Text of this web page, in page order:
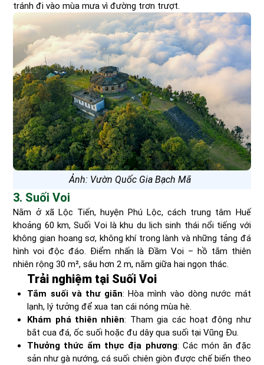
tránh đi vào mùa mưa vì đường trơn trượt.
Ảnh: Vườn Quốc Gia Bạch Mã
3. Suối Voi
Nằm ở xã Lộc Tiến, huyện Phú Lộc, cách trung tâm Huế
khoảng 60 km, Suối Voi là khu du lịch sinh thái nổi tiếng với
không gian hoang sơ, không khí trong lành và những tảng đá
hình voi độc đáo. Điểm nhấn là Đầm Voi – hồ tắm thiên
nhiên rộng 30 m², sâu hơn 2 m, nằm giữa hai ngọn thác.
Trải nghiệm tại Suối Voi
Tắm suối và thư giãn: Hòa mình vào dòng nước mát
lạnh, lý tưởng để xua tan cái nóng mùa hè.
Khám phá thiên nhiên: Tham gia các hoạt động như
bắt cua đá, ốc suối hoặc đu dây qua suối tại Vũng Đu.
Thưởng thức ẩm thực địa phương: Các món ăn đặc
sản như gà nướng, cá suối chiên giòn được chế biến theo